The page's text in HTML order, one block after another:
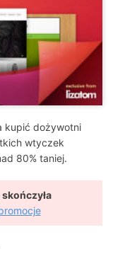
kupić dożywotni
wtyczek
80% taniej.